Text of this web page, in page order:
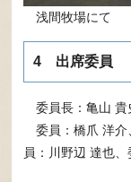
浅間牧場にて
4 出席委員
委員長：亀山 貴
委員：橋爪 洋介
員：川野辺 達也